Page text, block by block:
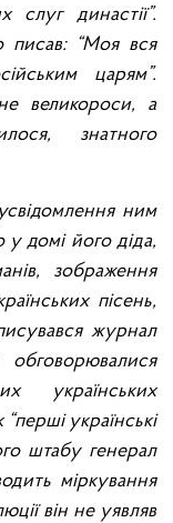
слуг династії”.
писав: “Моя вся
царям”.
великороси, а
знатного
ним
у домі його діда,
зображення
пісень,
журнал
українських
українські
штабу генерал
міркування
він не уявляв